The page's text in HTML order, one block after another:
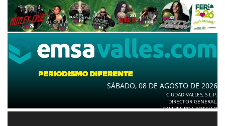
SÁBADO, 08 DE AGOSTO DE 2026
CIUDAD VALLES, S.L.P.
DIRECTOR GENERAL.
SAMUEL ROA BOTELLO